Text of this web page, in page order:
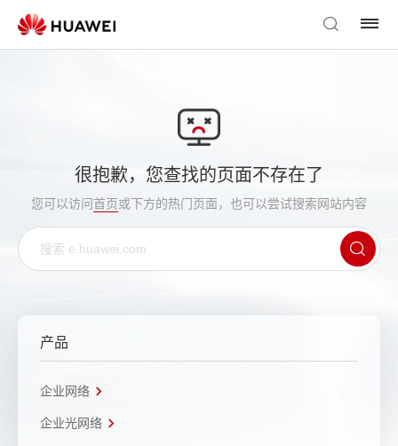
很抱歉，您查找的页面不存在了
您可以访问首页或下方的热门页面，也可以尝试搜索网站内容
产品
企业网络
企业光网络